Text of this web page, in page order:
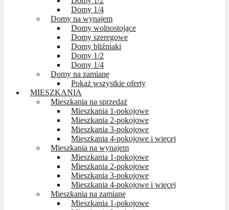
Domy 1/4
Domy na wynajem
Domy wolnostojące
Domy szeregowe
Domy bliźniaki
Domy 1/2
Domy 1/4
Domy na zamianę
Pokaż wszystkie oferty
MIESZKANIA
Mieszkania na sprzedaż
Mieszkania 1-pokojowe
Mieszkania 2-pokojowe
Mieszkania 3-pokojowe
Mieszkania 4-pokojowe i więcej
Mieszkania na wynajem
Mieszkania 1-pokojowe
Mieszkania 2-pokojowe
Mieszkania 3-pokojowe
Mieszkania 4-pokojowe i więcej
Mieszkania na zamianę
Mieszkania 1-pokojowe